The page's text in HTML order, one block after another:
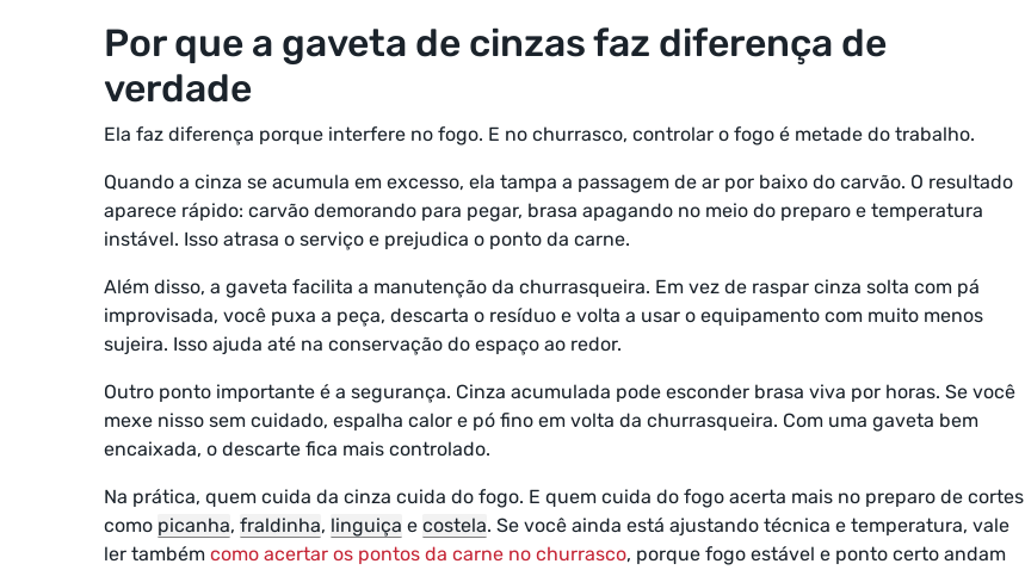
Por que a gaveta de cinzas faz diferença de
verdade
Ela faz diferença porque interfere no fogo. E no churrasco, controlar o fogo é metade do trabalho.
Quando a cinza se acumula em excesso, ela tampa a passagem de ar por baixo do carvão. O resultado
aparece rápido: carvão demorando para pegar, brasa apagando no meio do preparo e temperatura
instável. Isso atrasa o serviço e prejudica o ponto da carne.
Além disso, a gaveta facilita a manutenção da churrasqueira. Em vez de raspar cinza solta com pá
improvisada, você puxa a peça, descarta o resíduo e volta a usar o equipamento com muito menos
sujeira. Isso ajuda até na conservação do espaço ao redor.
Outro ponto importante é a segurança. Cinza acumulada pode esconder brasa viva por horas. Se você
mexe nisso sem cuidado, espalha calor e pó fino em volta da churrasqueira. Com uma gaveta bem
encaixada, o descarte fica mais controlado.
Na prática, quem cuida da cinza cuida do fogo. E quem cuida do fogo acerta mais no preparo de cortes
como picanha, fraldinha, linguiça e costela. Se você ainda está ajustando técnica e temperatura, vale
ler também como acertar os pontos da carne no churrasco, porque fogo estável e ponto certo andam